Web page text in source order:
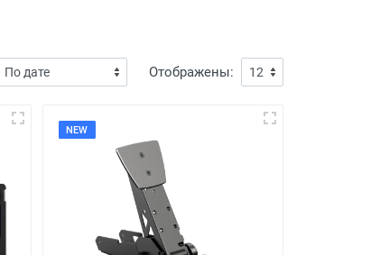
Отображены:
NEW